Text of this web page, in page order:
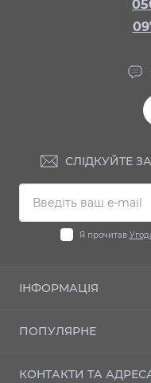
СЛІДКУЙТЕ
Я прочитав
ІНФОРМАЦІЯ
Гарантія
Шиномонтаж
ПОПУЛЯРНЕ
КОНТАКТИ ТА